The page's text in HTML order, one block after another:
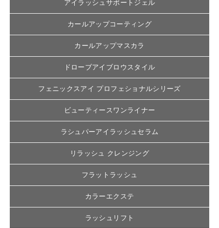
アイラッシュサポートジェル
カールアップコーティング
カールアップマスカラ
ドローブアイブロウスタイル
フェニックスアイ プロフェショナルシリーズ
ビューティースワンライナー
ラシュパーアイラッシュセラム
リラッシュ クレンジング
フラットラッシュ
カラーエクステ
ラッシュリフト